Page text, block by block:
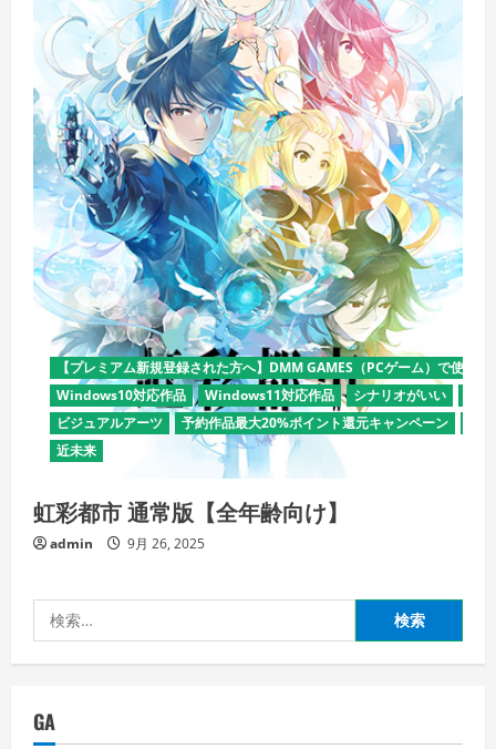
【プレミアム新規登録された方へ】DMM GAMES（PCゲーム）で使え
Windows10対応作品
Windows11対応作品 シナリオがいい
ビジュアルアーツ
予約作品最大20%ポイント還元キャンペーン
近未来
虹彩都市 通常版【全年齢向け】
admin 9月 26, 2025
索:
GA